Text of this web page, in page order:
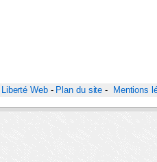
Liberté Web- Plan du site - Mentions